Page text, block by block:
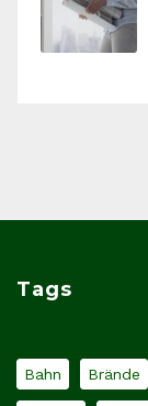
Tags
Bahn Brände